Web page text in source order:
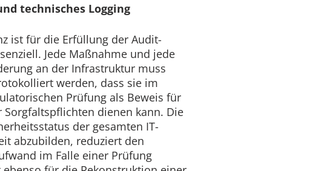
technisches Logging
ist für die Erfüllung der Audit-
Jede Maßnahme und jede
an der Infrastruktur muss
werden, dass sie im
Prüfung als Beweis für
Sorgfaltspflichten dienen kann. Die
der gesamten IT-
abzubilden, reduziert den
im Falle einer Prüfung